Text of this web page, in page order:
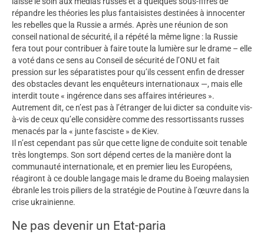
répandre les théories les plus fantaisistes destinées à innocenter
les rebelles que la Russie a armés. Après une réunion de son
conseil national de sécurité, il a répété la même ligne : la Russie
fera tout pour contribuer à faire toute la lumière sur le drame – elle
a voté dans ce sens au Conseil de sécurité de l’ONU et fait
pression sur les séparatistes pour qu’ils cessent enfin de dresser
des obstacles devant les enquêteurs internationaux —, mais elle
interdit toute « ingérence dans ses affaires intérieures ».
Autrement dit, ce n’est pas à l’étranger de lui dicter sa conduite vis-
à-vis de ceux qu’elle considère comme des ressortissants russes
menacés par la « junte fasciste » de Kiev.
Il n’est cependant pas sûr que cette ligne de conduite soit tenable
très longtemps. Son sort dépend certes de la manière dont la
communauté internationale, et en premier lieu les Européens,
réagiront à ce double langage mais le drame du Boeing malaysien
ébranle les trois piliers de la stratégie de Poutine à l’œuvre dans la
crise ukrainienne.
Ne pas devenir un Etat-paria